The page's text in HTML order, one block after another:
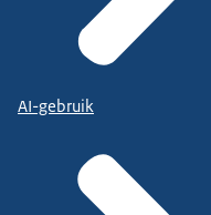
AI-gebruik